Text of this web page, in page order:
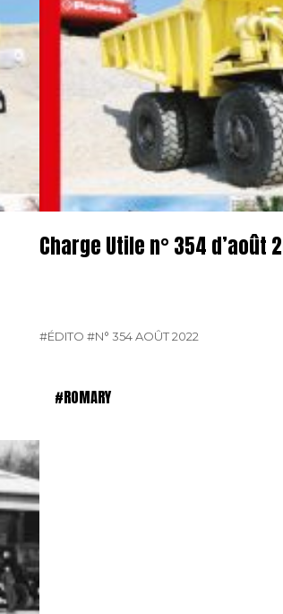
Charge Utile n° 354 d’août
#ÉDITO #N° 354 AOÛT 2022
#ROMARY